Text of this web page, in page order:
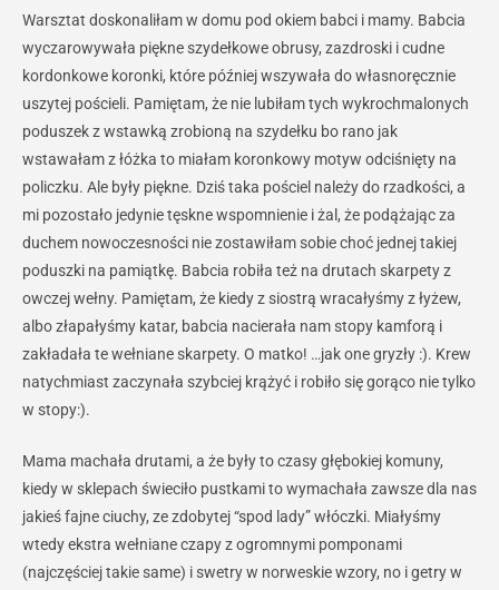
Warsztat doskonaliłam w domu pod okiem babci i mamy. Babcia
wyczarowywała piękne szydełkowe obrusy, zazdroski i cudne
kordonkowe koronki, które później wszywała do własnoręcznie
uszytej pościeli. Pamiętam, że nie lubiłam tych wykrochmalonych
poduszek z wstawką zrobioną na szydełku bo rano jak
wstawałam z łóżka to miałam koronkowy motyw odciśnięty na
policzku. Ale były piękne. Dziś taka pościel należy do rzadkości, a
mi pozostało jedynie tęskne wspomnienie i żal, że podążając za
duchem nowoczesności nie zostawiłam sobie choć jednej takiej
poduszki na pamiątkę. Babcia robiła też na drutach skarpety z
owczej wełny. Pamiętam, że kiedy z siostrą wracałyśmy z łyżew,
albo złapałyśmy katar, babcia nacierała nam stopy kamforą i
zakładała te wełniane skarpety. O matko! …jak one gryzły :). Krew
natychmiast zaczynała szybciej krążyć i robiło się gorąco nie tylko
w stopy:).
Mama machała drutami, a że były to czasy głębokiej komuny,
kiedy w sklepach świeciło pustkami to wymachała zawsze dla nas
jakieś fajne ciuchy, ze zdobytej “spod lady” włóczki. Miałyśmy
wtedy ekstra wełniane czapy z ogromnymi pomponami
(najczęściej takie same) i swetry w norweskie wzory, no i getry w